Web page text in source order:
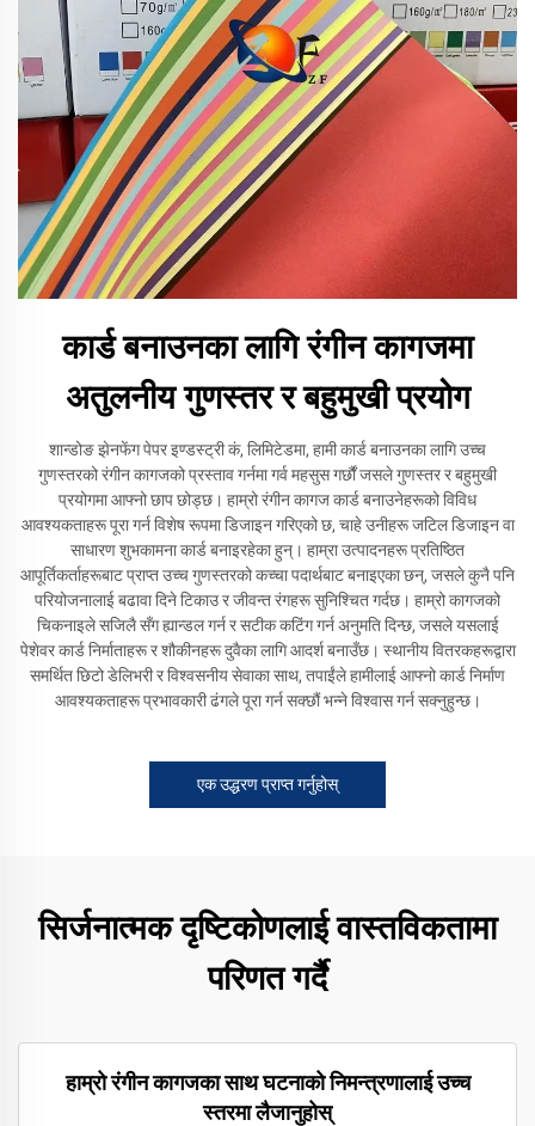
कार्ड बनाउनका लागि रंगीन कागजमा
अतुलनीय गुणस्तर र बहुमुखी प्रयोग
शान्डोङ झेनफेंग पेपर इण्डस्ट्री कं, लिमिटेडमा, हामी कार्ड बनाउनका लागि उच्च
गुणस्तरको रंगीन कागजको प्रस्ताव गर्नमा गर्व महसुस गर्छौं जसले गुणस्तर र बहुमुखी
प्रयोगमा आफ्नो छाप छोड्छ। हाम्रो रंगीन कागज कार्ड बनाउनेहरूको विविध
आवश्यकताहरू पूरा गर्न विशेष रूपमा डिजाइन गरिएको छ, चाहे उनीहरू जटिल डिजाइन वा
साधारण शुभकामना कार्ड बनाइरहेका हुन्। हाम्रा उत्पादनहरू प्रतिष्ठित
आपूर्तिकर्ताहरूबाट प्राप्त उच्च गुणस्तरको कच्चा पदार्थबाट बनाइएका छन्, जसले कुनै पनि
परियोजनालाई बढावा दिने टिकाउ र जीवन्त रंगहरू सुनिश्चित गर्दछ। हाम्रो कागजको
चिकनाइले सजिलै सँग ह्यान्डल गर्न र सटीक कटिंग गर्न अनुमति दिन्छ, जसले यसलाई
पेशेवर कार्ड निर्माताहरू र शौकीनहरू दुवैका लागि आदर्श बनाउँछ। स्थानीय वितरकहरूद्वारा
समर्थित छिटो डेलिभरी र विश्वसनीय सेवाका साथ, तपाईंले हामीलाई आफ्नो कार्ड निर्माण
आवश्यकताहरू प्रभावकारी ढंगले पूरा गर्न सक्छौं भन्ने विश्वास गर्न सक्नुहुन्छ।
एक उद्धरण प्राप्त गर्नुहोस्
सिर्जनात्मक दृष्टिकोणलाई वास्तविकतामा
परिणत गर्दै
हाम्रो रंगीन कागजका साथ घटनाको निमन्त्रणालाई उच्च
स्तरमा लैजानुहोस्